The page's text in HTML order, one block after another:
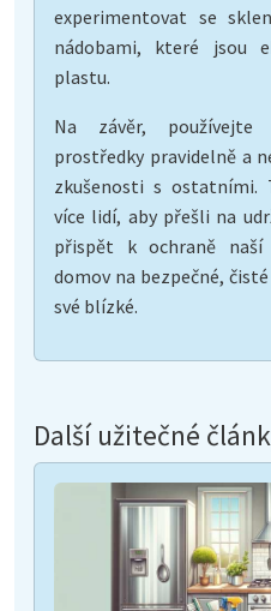
experimentovat se
nádobami, které jsou
plastu.
Na závěr,
prostředky pravidelně a
zkušenosti s ostatními.
více lidí, aby přešli na
přispět k ochraně naší
domov na bezpečné,
své blízké.
Další užitečné